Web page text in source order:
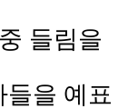
들림을
들을 예표